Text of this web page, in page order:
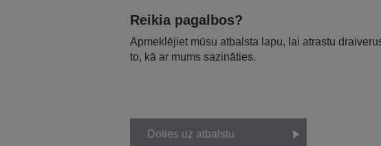
Reikia pagalbos?
Apmeklējiet mūsu atbalsta lapu, lai atrastu
to, kā ar mums sazināties.
Doties uz atbalstu